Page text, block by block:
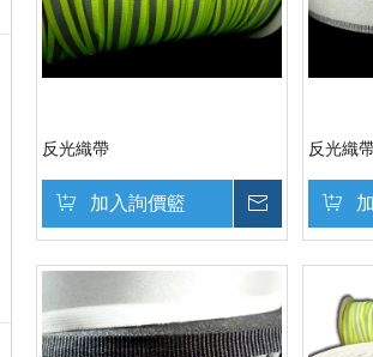
反光織帶
加入詢價籃
反光織